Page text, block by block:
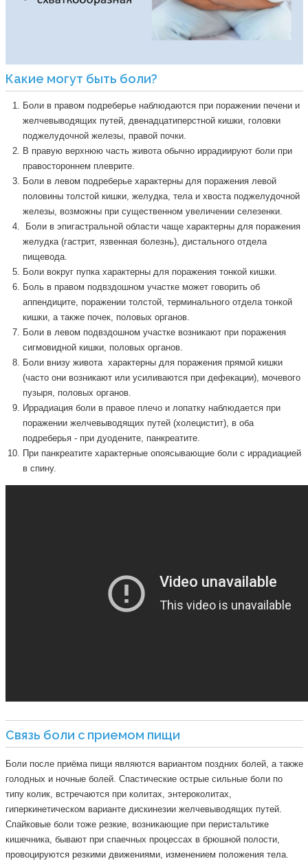
Какие могут быть боли?
Боли в правом подреберье наблюдаются при поражении печени и
желчевыводящих путей, двенадцатиперстной кишки, головки
поджелудочной железы, правой почки.
В правую верхнюю часть живота обычно иррадиируют боли при
правостороннем плеврите.
Боли в левом подреберье характерны для поражения левой
половины толстой кишки, желудка, тела и хвоста поджелудочной
железы, возможны при существенном увеличении селезенки.
Боли в эпигастральной области чаще характерны для поражения
желудка (гастрит, язвенная болезнь), дистального отдела
пищевода.
Боли вокруг пупка характерны для поражения тонкой кишки.
Боль в правом подвздошном участке может говорить об
аппендиците, поражении толстой, терминального отдела тонкой
кишки, а также почек, половых органов.
Боли в левом подвздошном участке возникают при поражения
сигмовидной кишки, половых органов.
Боли внизу живота характерны для поражения прямой кишки
(часто они возникают или усиливаются при дефекации), мочевого
пузыря, половых органов.
Иррадиация боли в правое плечо и лопатку наблюдается при
поражении желчевыводящих путей (холецистит), в оба
подреберья - при дуодените, панкреатите.
При панкреатите характерные опоясывающие боли с иррадиацией
в спину.
Связь боли с приемом пищи
Боли после приёма пищи являются вариантом поздних болей, а также
голодных и ночные болей. Спастические острые сильные боли по
типу колик, встречаются при колитах, энтероколитах,
гиперкинетическом варианте дискинезии желчевыводящих путей.
Спайковые боли тоже резкие, возникающие при перистальтике
кишечника, бывают при спаечных процессах в брюшной полости,
провоцируются резкими движениями, изменением положения тела.